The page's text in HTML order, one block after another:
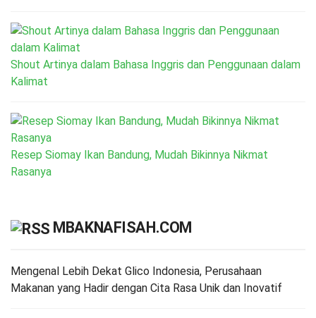
Shout Artinya dalam Bahasa Inggris dan Penggunaan dalam
Kalimat
Resep Siomay Ikan Bandung, Mudah Bikinnya Nikmat
Rasanya
MBAKNAFISAH.COM
Mengenal Lebih Dekat Glico Indonesia, Perusahaan
Makanan yang Hadir dengan Cita Rasa Unik dan Inovatif